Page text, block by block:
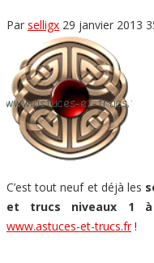
Par selligx 29 janvier 2013
C’est tout neuf et déjà les
et trucs niveaux 1
www.astuces-et-trucs.fr!